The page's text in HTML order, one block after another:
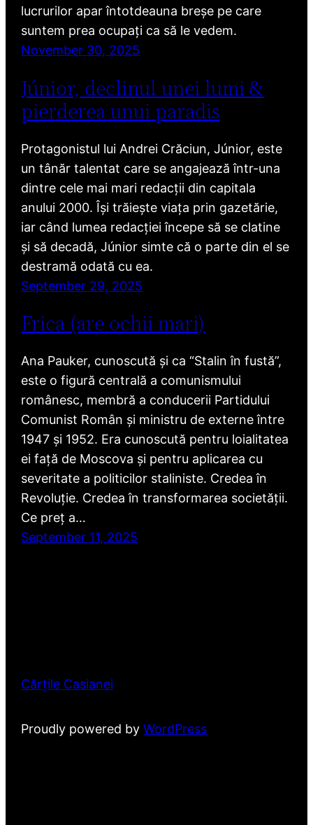
lucrurilor apar întotdeauna breșe pe care
suntem prea ocupați ca să le vedem.
November 30, 2025
Júnior, declinul unei lumi &
pierderea unui paradis
Protagonistul lui Andrei Crăciun, Júnior, este
un tânăr talentat care se angajează într-una
dintre cele mai mari redacții din capitala
anului 2000. Își trăiește viața prin gazetărie,
iar când lumea redacției începe să se clatine
și să decadă, Júnior simte că o parte din el se
destramă odată cu ea.
September 29, 2025
Frica (are ochii mari)
Ana Pauker, cunoscută și ca “Stalin în fustă”,
este o figură centrală a comunismului
românesc, membră a conducerii Partidului
Comunist Român și ministru de externe între
1947 și 1952. Era cunoscută pentru loialitatea
ei față de Moscova și pentru aplicarea cu
severitate a politicilor staliniste. Credea în
Revoluție. Credea în transformarea societății.
Ce preț a…
September 11, 2025
Cărțile Casianei
Proudly powered byWordPress